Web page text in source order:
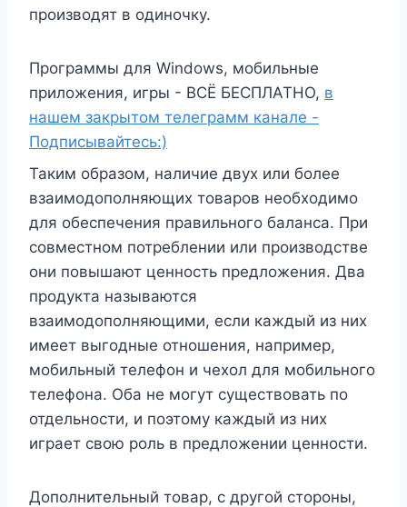
производят в одиночку.
Программы для Windows, мобильные
приложения, игры - ВСЁ БЕСПЛАТНО, в
нашем закрытом телеграмм канале -
Подписывайтесь:)
Таким образом, наличие двух или более
взаимодополняющих товаров необходимо
для обеспечения правильного баланса. При
совместном потреблении или производстве
они повышают ценность предложения. Два
продукта называются
взаимодополняющими, если каждый из них
имеет выгодные отношения, например,
мобильный телефон и чехол для мобильного
телефона. Оба не могут существовать по
отдельности, и поэтому каждый из них
играет свою роль в предложении ценности.
Дополнительный товар, с другой стороны,